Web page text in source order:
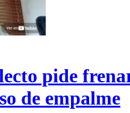
pide
de empalme